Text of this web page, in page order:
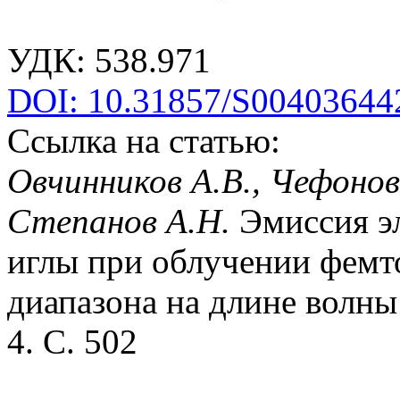
УДК: 538.971
DOI: 10.31857/
Ссылка на статью:
Овчинников А.В.,
Степанов А.Н. Эмиссия
иглы при облучении
диапазона на длине
4. С. 502